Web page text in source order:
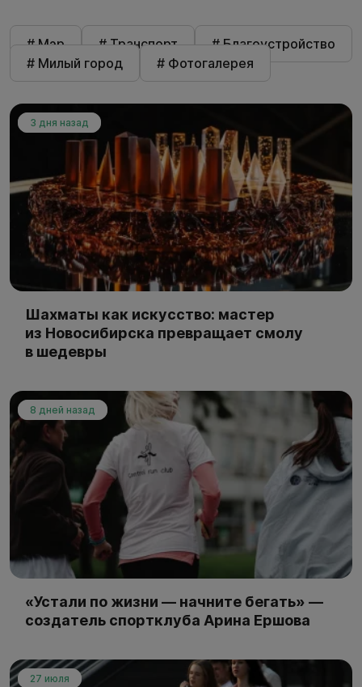
# Мэр # Транспорт
# Благоустройство
# Милый город
# Фотогалерея
3 дня назад
Шахматы как искусство: мастер
из Новосибирска превращает смолу
в шедевры
8 дней назад
«Устали по жизни — начните бегать» —
создатель спортклуба Арина Ершова
27 июля